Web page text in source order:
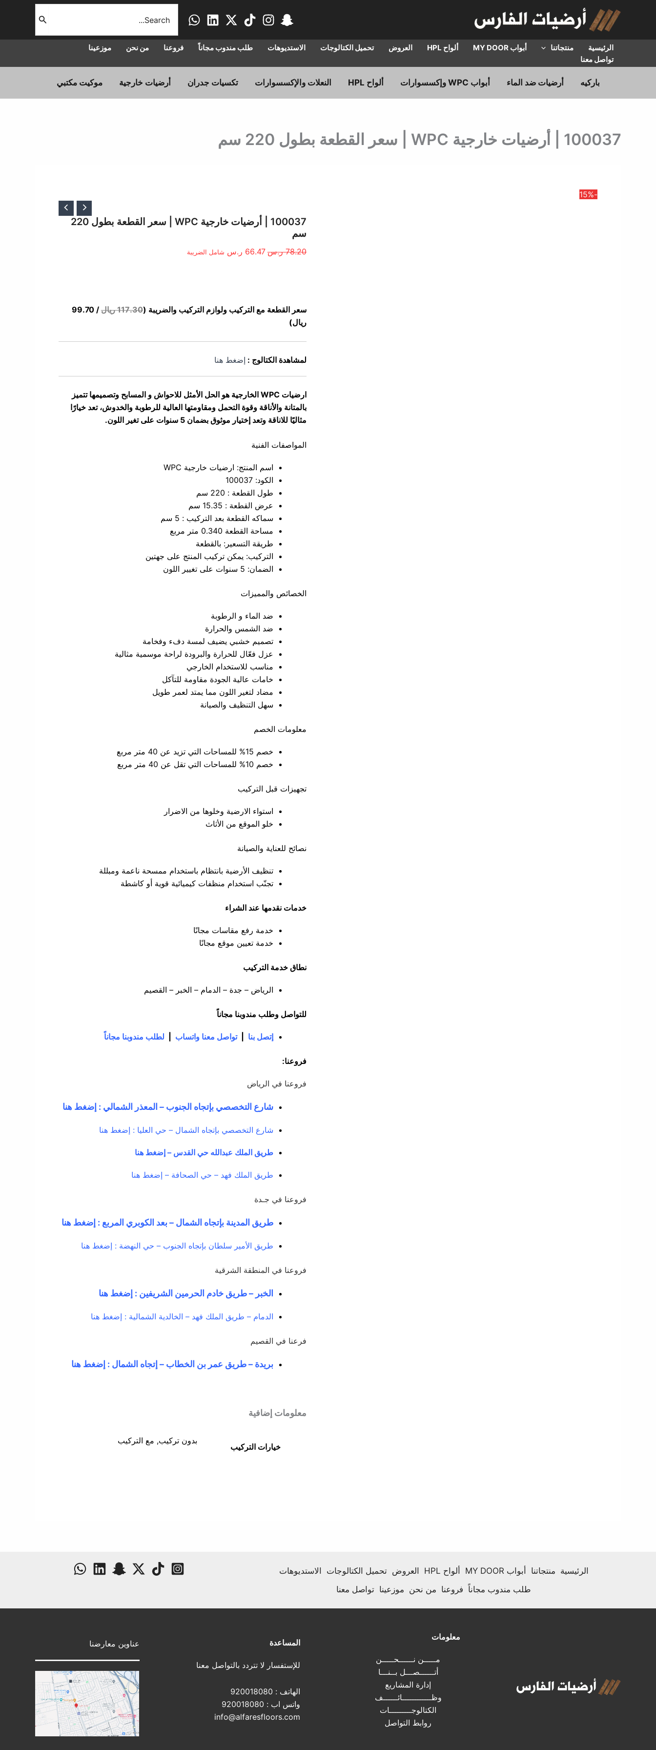
عن:
الرئيسية منتجاتنا أبواب MY DOOR ألواح HPL العروض تحميل الكتالوجات الاستديوهات طلب مندوب مجاناً فروعنا من نحن
موزعينا
تواصل معنا
باركيه أرضيات ضد الماء أبواب WPC وإكسسوارات ألواح HPL النعلات والإكسسوارات تكسيات جدران أرضيات خارجية موكيت مكتبي
100037 | أرضيات خارجية WPC | سعر القطعة بطول 220 سم
-15%
100037 | أرضيات خارجية WPC | سعر القطعة بطول 220
سم
78.20 ر.س
الأصلي
66.47 ر.س
الحالي
شامل الضريبة
سعر القطعة مع التركيب ولوازم التركيب والضريبة (117.30 ريال
/ 99.70
ريال)
لمشاهدة الكتالوج : إضغط هنا
ارضيات WPC الخارجية هو الحل الأمثل للاحواش و المسابح وتصميمها تتميز
بالمتانة والأناقة وقوة التحمل ومقاومتها العالية للرطوبة والخدوش، تعد خيارًا
مثاليًا للاناقة وتعد إختيار موثوق بضمان 5 سنوات على تغير اللون.
المواصفات الفنية
اسم المنتج: ارضيات خارجية WPC
الكود: 100037
طول القطعة : 220 سم
عرض القطعة : 15.35 سم
سماكه القطعة بعد التركيب : 5 سم
مساحة القطعة 0.340 متر مربع
طريقة التسعير: بالقطعة
التركيب: يمكن تركيب المنتج على جهتين
الضمان: 5 سنوات على تغيير اللون
الخصائص والمميزات
ضد الماء و الرطوبة
ضد الشمس والحرارة
تصميم خشبي يضيف لمسة دفء وفخامة
عزل فعّال للحرارة والبرودة لراحة موسمية مثالية
مناسب للاستخدام الخارجي
خامات عالية الجودة مقاومة للتآكل
مضاد لتغير اللون مما يمتد لعمر طويل
سهل التنظيف والصيانة
معلومات الخصم
خصم 15% للمساحات التي تزيد عن 40 متر مربع
خصم 10% للمساحات التي تقل عن 40 متر مربع
تجهيزات قبل التركيب
استواء الارضية وخلوها من الاضرار
خلو الموقع من الأثاث
نصائح للعناية والصيانة
تنظيف الأرضية بانتظام باستخدام ممسحة ناعمة ومبللة
تجنّب استخدام منظفات كيميائية قوية أو كاشطة
خدمات نقدمها عند الشراء
خدمة رفع مقاسات مجانًا
خدمة تعيين موقع مجانًا
نطاق خدمة التركيب
الرياض – جدة – الدمام – الخبر – القصيم
للتواصل وطلب مندوبنا مجاناً
إتصل بنا |تواصل معنا واتساب لطلب مندوبنا مجاناً
فروعنا:
فروعنا في الرياض
شارع التخصصي بإتجاه الجنوب – المعذر الشمالي : إضغط هنا
شارع التخصصي بإتجاه الشمال – حي العليا : إضغط هنا
طريق الملك عبدالله حي القدس – إضغط هنا
طريق الملك فهد – حي الصحافة – إضغط هنا
فروعنا في جـدة
طريق المدينة بإتجاه الشمال – بعد الكوبري المربع : إضغط هنا
طريق الأمير سلطان بإتجاه الجنوب – حي النهضة : إضغط هنا
فروعنا في المنطقة الشرقية
الخبر – طريق خادم الحرمين الشريفين : إضغط هنا
الدمام – طريق الملك فهد – الخالدية الشمالية : إضغط هنا
فرعنا في القصيم
بريدة – طريق عمر بن الخطاب – إتجاه الشمال : إضغط هنا
معلومات إضافية
خيارات التركيب
بدون تركيب, مع التركيب
الرئيسية منتجاتنا أبواب MY DOOR ألواح HPL العروض تحميل الكتالوجات
الاستديوهات
طلب مندوب مجاناً فروعنا من نحن موزعينا تواصل معنا
معلومات
مـــــن نــــــحـــــن
أتــــــصـــل بــنـــا
إدارة المشاريع
وظــــــــــــائــــــف
الكتالوجـــــــــات
روابط التواصل
المساعدة
للإستفسار لا تتردد بالتواصل معنا
الهاتف : 920018080
واتس اب : 920018080
info@alfaresfloors.com
عناوين معارضنا